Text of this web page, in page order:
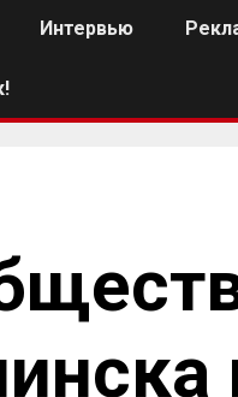
Интервью